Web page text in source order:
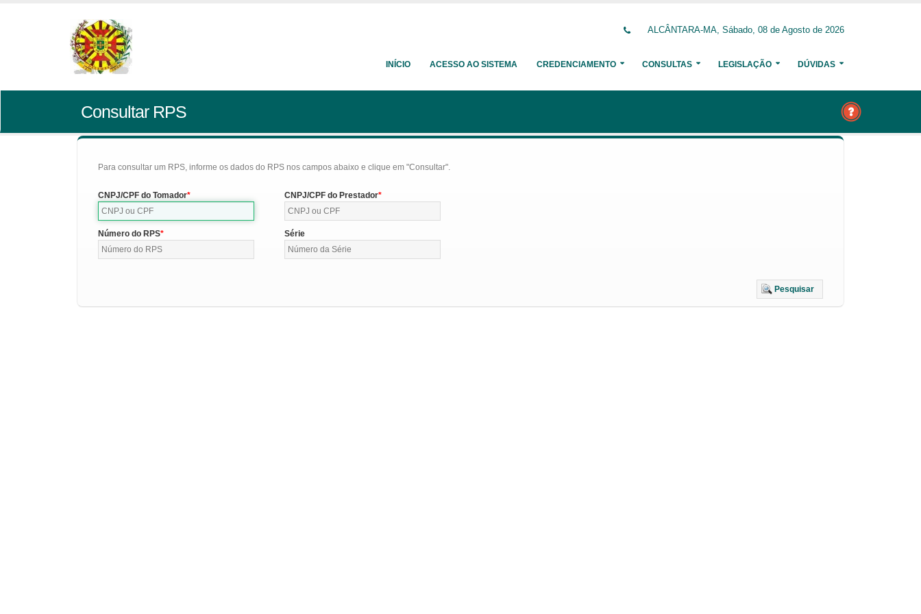
ALCÂNTARA-MA, Sábado, 08 de Agosto de 2026
INÍCIO ACESSO AO SISTEMA CREDENCIAMENTO CONSULTAS LEGISLAÇÃO DÚVIDAS
Consultar RPS
Para consultar um RPS, informe os dados do RPS nos campos abaixo e clique em "Consultar".
CNPJ/CPF do Tomador CNPJ/CPF do Prestador
Número do RPS Série
Pesquisar